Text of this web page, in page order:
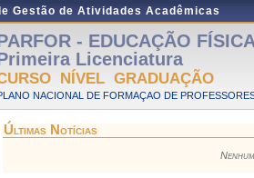
Gestão de Atividades Acadêmicas
- EDUCAÇÃO
Licenciatura
NÍVEL GRADUAÇÃO
NACIONAL DE FORMAÇAO DE
Últimas Notícias